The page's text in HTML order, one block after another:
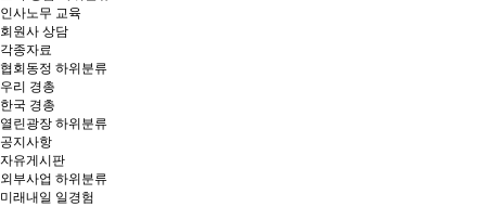
인사노무 교육
회원사 상담
각종자료
협회동정 하위분류
우리 경총
한국 경총
열린광장 하위분류
공지사항
자유게시판
외부사업 하위분류
미래내일 일경험